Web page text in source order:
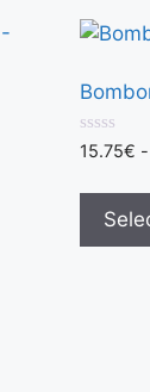
0
5
15.75€ -